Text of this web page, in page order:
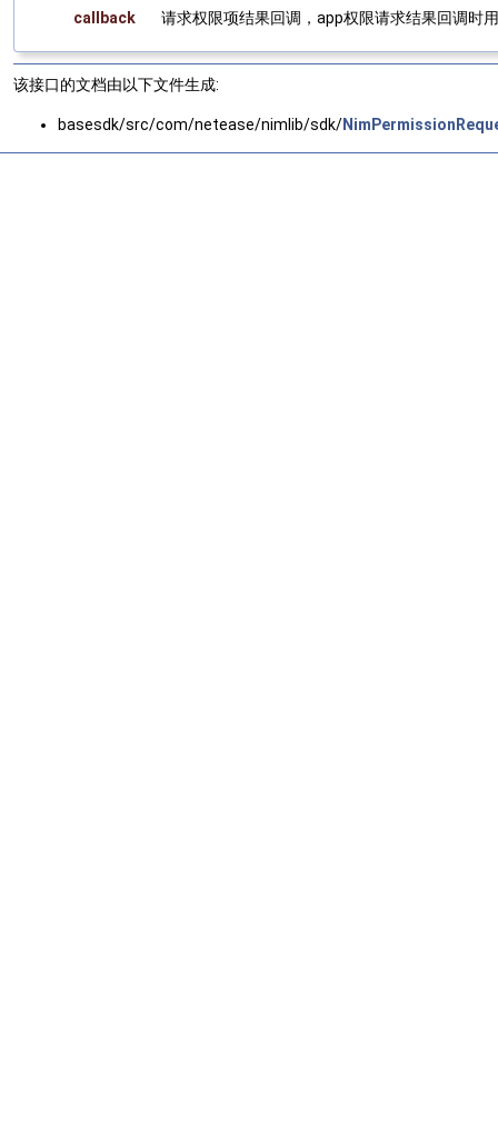
callback
请求权限项结果回调，app权限请求结果回调时
该接口的文档由以下文件生成:
basesdk/src/com/netease/nimlib/sdk/